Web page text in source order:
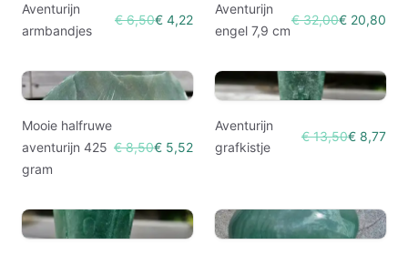
Aventurijn
armbandjes
€ 6,50€ 4,22
Aventurijn
engel 7,9 cm
€ 32,00€ 20,80
Mooie halfruwe
aventurijn 425
gram
€ 8,50€ 5,52
Aventurijn
grafkistje
€ 13,50€ 8,77